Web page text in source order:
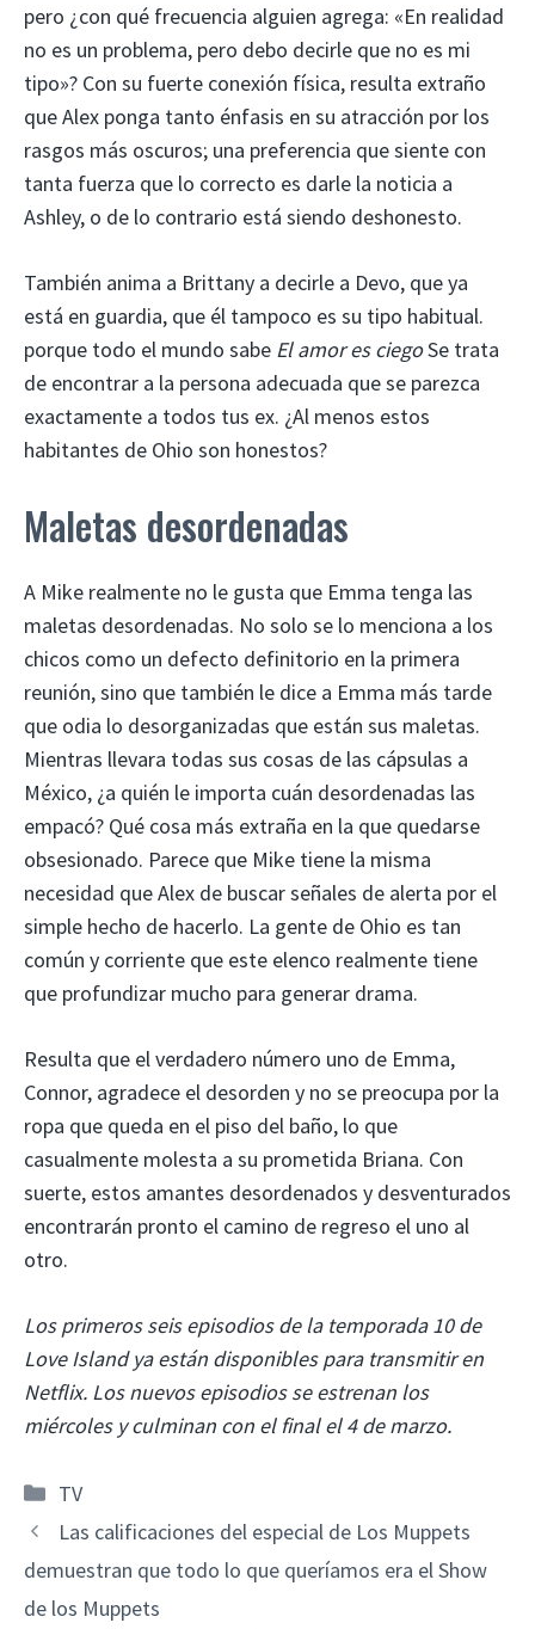
pero ¿con qué frecuencia alguien agrega: «En realidad
no es un problema, pero debo decirle que no es mi
tipo»? Con su fuerte conexión física, resulta extraño
que Alex ponga tanto énfasis en su atracción por los
rasgos más oscuros; una preferencia que siente con
tanta fuerza que lo correcto es darle la noticia a
Ashley, o de lo contrario está siendo deshonesto.
También anima a Brittany a decirle a Devo, que ya
está en guardia, que él tampoco es su tipo habitual.
porque todo el mundo sabe El amor es ciegoSe trata
de encontrar a la persona adecuada que se parezca
exactamente a todos tus ex. ¿Al menos estos
habitantes de Ohio son honestos?
Maletas desordenadas
A Mike realmente no le gusta que Emma tenga las
maletas desordenadas. No solo se lo menciona a los
chicos como un defecto definitorio en la primera
reunión, sino que también le dice a Emma más tarde
que odia lo desorganizadas que están sus maletas.
Mientras llevara todas sus cosas de las cápsulas a
México, ¿a quién le importa cuán desordenadas las
empacó? Qué cosa más extraña en la que quedarse
obsesionado. Parece que Mike tiene la misma
necesidad que Alex de buscar señales de alerta por el
simple hecho de hacerlo. La gente de Ohio es tan
común y corriente que este elenco realmente tiene
que profundizar mucho para generar drama.
Resulta que el verdadero número uno de Emma, ​​
Connor, agradece el desorden y no se preocupa por la
ropa que queda en el piso del baño, lo que
casualmente molesta a su prometida Briana. Con
suerte, estos amantes desordenados y desventurados
encontrarán pronto el camino de regreso el uno al
otro.
Los primeros seis episodios de la temporada 10 de
Love Island ya están disponibles para transmitir en
Netflix. Los nuevos episodios se estrenan los
miércoles y culminan con el final el 4 de marzo.
Categorías
TV
Las calificaciones del especial de Los Muppets
demuestran que todo lo que queríamos era el Show
de los Muppets